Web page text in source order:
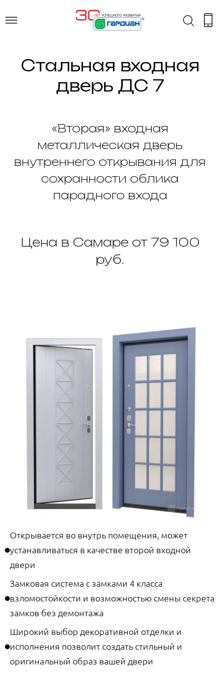
Стальная входная
дверь ДС 7
«Вторая» входная
металлическая дверь
внутреннего открывания для
сохранности облика
парадного входа
Цена в Самаре от 79 100
руб.
Открывается во внутрь помещения, может
устанавливаться в качестве второй входной
двери
Замковая система с замками 4 класса
взломостойкости и возможностью смены секрета
замков без демонтажа
Широкий выбор декоративной отделки и
исполнения позволит создать стильный и
оригинальный образ вашей двери